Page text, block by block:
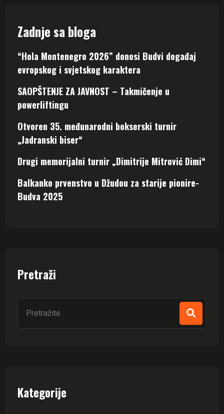
Zadnje sa bloga
“Hola Montenegro 2026” donosi Budvi događaj
evropskog i svjetskog karaktera
SAOPŠTENJE ZA JAVNOST – Takmičenje u
powerliftingu
Otvoren 35. međunarodni bokserski turnir
„Jadranski biser“
Drugi memorijalni turnir „Dimitrije Mitrović Dimi“
Balkanko prvenstvo u Džudou za starije pionire-
Budva 2025
Pretraži
Kategorije